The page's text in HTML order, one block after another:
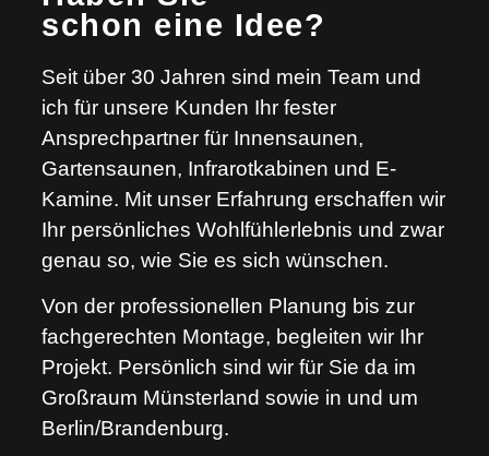
schon eine Idee?
Seit über 30 Jahren sind mein Team und
ich für unsere Kunden Ihr fester
Ansprechpartner für Innensaunen,
Gartensaunen, Infrarotkabinen und E-
Kamine. Mit unser Erfahrung erschaffen wir
Ihr persönliches Wohlfühlerlebnis und zwar
genau so, wie Sie es sich wünschen.
Von der professionellen Planung bis zur
fachgerechten Montage, begleiten wir Ihr
Projekt. Persönlich sind wir für Sie da im
Großraum Münsterland sowie in und um
Berlin/Brandenburg.